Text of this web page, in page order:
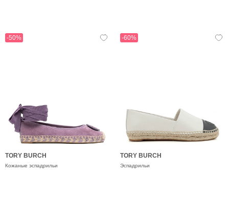
-50%
TORY BURCH
Кожаные эспадрильи
-60%
TORY BURCH
Эспадрильи